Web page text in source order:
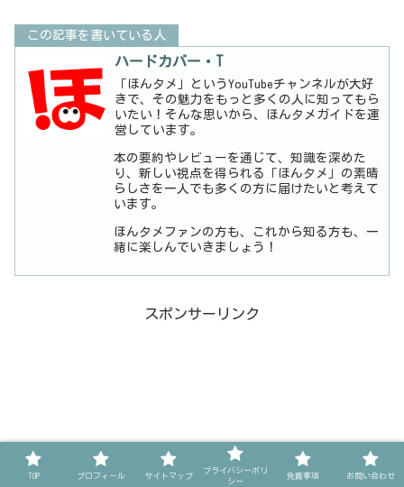
する情報が満載です。
この記事を書いている人
ハードカバー・T
「ほんタメ」というYouTubeチャンネルが大好
きで、その魅力をもっと多くの人に知ってもら
いたい！そんな思いから、ほんタメガイドを運
営しています。
本の要約やレビューを通じて、知識を深めた
り、新しい視点を得られる「ほんタメ」の素晴
らしさを一人でも多くの方に届けたいと考えて
います。
ほんタメファンの方も、これから知る方も、一
緒に楽しんでいきましょう！
スポンサーリンク
TOP プロフィール サイトマップ
プライバシーポリ
シー
免責事項 お問い合わせ